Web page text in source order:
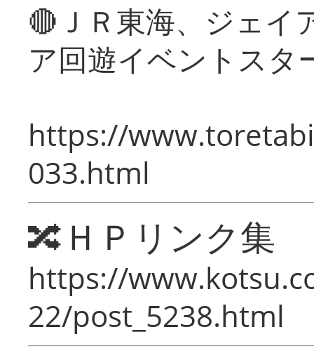
🔴ＪＲ東海、ジェイ
ア回遊イベントスタ
https://
033.html
🔀ＨＰリンク集
https://
22/post_5238.html